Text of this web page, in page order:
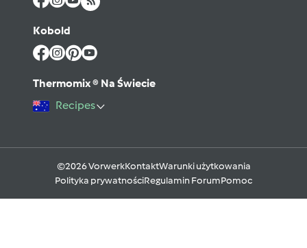
Kobold
Thermomix ® Na Świecie
Recipes
©2026 VorwerkKontaktWarunki użytkowania
Polityka prywatnościRegulamin ForumPomoc